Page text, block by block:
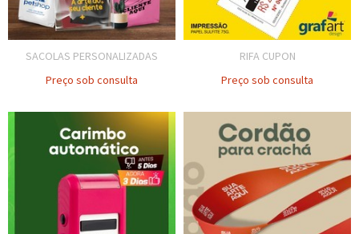
SACOLAS PERSONALIZADAS
Preço sob consulta
RIFA CUPON
Preço sob consulta